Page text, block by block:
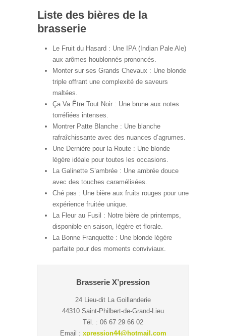
Liste des bières de la
brasserie
Le Fruit du Hasard : Une IPA (Indian Pale Ale)
aux arômes houblonnés prononcés.
Monter sur ses Grands Chevaux : Une blonde
triple offrant une complexité de saveurs
maltées.
Ça Va Être Tout Noir : Une brune aux notes
torréfiées intenses.
Montrer Patte Blanche : Une blanche
rafraîchissante avec des nuances d’agrumes.
Une Dernière pour la Route : Une blonde
légère idéale pour toutes les occasions.
La Galinette S’ambrée : Une ambrée douce
avec des touches caramélisées.
Ché pas : Une bière aux fruits rouges pour une
expérience fruitée unique.
La Fleur au Fusil : Notre bière de printemps,
disponible en saison, légère et florale.
La Bonne Franquette : Une blonde légère
parfaite pour des moments conviviaux.
Brasserie X’pression
24 Lieu-dit La Goillanderie
44310 Saint-Philbert-de-Grand-Lieu
Tél. : 06 67 29 66 02
Email : xpression44@hotmail.com